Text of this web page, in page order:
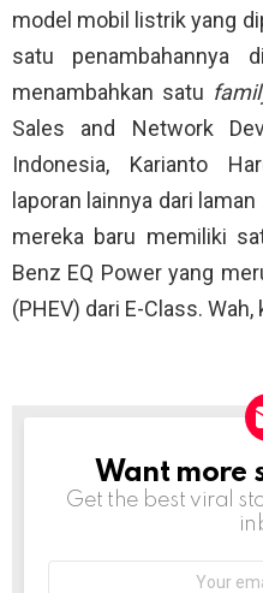
model mobil listrik yang
satu penambahannya
menambahkan satu
Sales and Network
Indonesia, Karianto
laporan lainnya dari laman
mereka baru memiliki
Benz EQ Power yang
(PHEV) dari E-Class. Wah,
NEWSLETTER
Want more
Get the best viral